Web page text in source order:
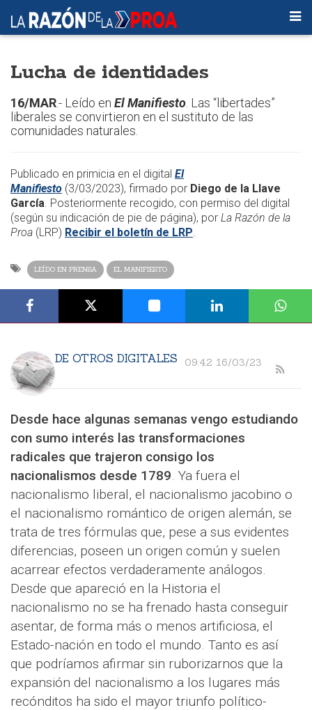
Lucha de identidades
16/MAR.- Leído en El Manifiesto . Las “libertades”
liberales se convirtieron en el sustituto de las
comunidades naturales.
​​Publicado en primicia en el digital El
Manifiesto (3/03/2023), firmado por Diego de la Llave
García. Posteriormente recogido, con permiso del digital
(según su indicación de pie de página), por La Razón de la
Proa (LRP) Recibir el boletín de LRP.​
LEÍDO EN PRENSA EL MANIFIESTO
DE OTROS DIGITALES 09:42 16/03/23
Desde hace algunas semanas vengo estudiando
con sumo interés las transformaciones
radicales que trajeron consigo los
nacionalismos desde 1789. Ya fuera el
nacionalismo liberal, el nacionalismo jacobino o
el nacionalismo romántico de origen alemán, se
trata de tres fórmulas que, pese a sus evidentes
diferencias, poseen un origen común y suelen
acarrear efectos verdaderamente análogos.
Desde que apareció en la Historia el
nacionalismo no se ha frenado hasta conseguir
asentar, de forma más o menos artificiosa, el
Estado-nación en todo el mundo. Tanto es así
que podríamos afirmar sin ruborizarnos que la
expansión del nacionalismo a los lugares más
recónditos ha sido el mayor triunfo político-